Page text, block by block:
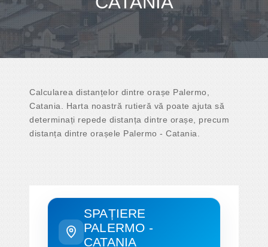
Calcularea distanțelor dintre orașe Palermo,
Catania. Harta noastră rutieră vă poate ajuta să
determinați repede distanța dintre orașe, precum
distanța dintre orașele Palermo - Catania.
SPAȚIERE
PALERMO -
CATANIA